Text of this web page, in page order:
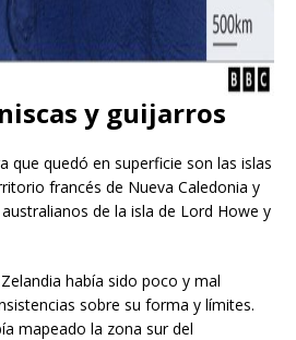
y guijarros
que quedó en superficie son las islas
francés de Nueva Caledonia y
de la isla de Lord Howe y
había sido poco y mal
sobre su forma y límites.
mapeado la zona sur del